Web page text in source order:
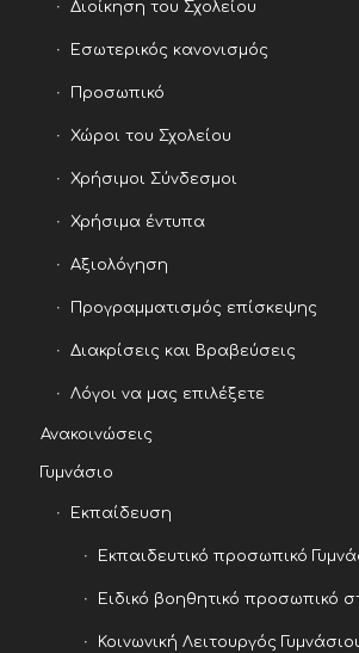
Διοίκηση του Σχολείου
Εσωτερικός κανονισμός
Προσωπικό
Χώροι του Σχολείου
Χρήσιμοι Σύνδεσμοι
Χρήσιμα έντυπα
Αξιολόγηση
Προγραμματισμός επίσκεψης
Διακρίσεις και Βραβεύσεις
Λόγοι να μας επιλέξετε
Ανακοινώσεις
Γυμνάσιο
Εκπαίδευση
Εκπαιδευτικό προσωπικό
Ειδικό βοηθητικό προσωπικό
Κοινωνική Λειτουργός